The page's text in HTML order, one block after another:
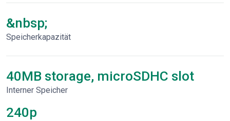
&nbsp;
Speicherkapazität
40MB storage, microSDHC slot
Interner Speicher
240p